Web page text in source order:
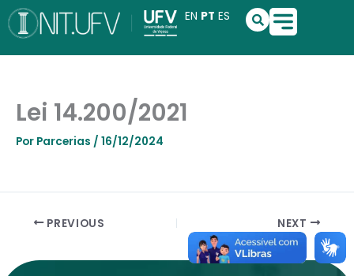
para
conteúdo
EN PT ES S
e
a
c
Lei 14.200/2021
Por Parcerias / 16/12/2024
PREVIOUS NEXT